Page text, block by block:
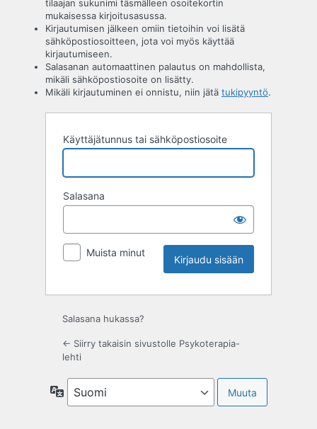
tilaajan sukunimi täsmälleen osoitekortin
mukaisessa kirjoitusasussa.
Kirjautumisen jälkeen omiin tietoihin voi lisätä
sähköpostiosoitteen, jota voi myös käyttää
kirjautumiseen.
Salasanan automaattinen palautus on mahdollista,
mikäli sähköpostiosoite on lisätty.
Mikäli kirjautuminen ei onnistu, niin jätä tukipyyntö.
Käyttäjätunnus tai sähköpostiosoite
Salasana
Muista minut
Salasana hukassa?
← Siirry takaisin sivustolle Psykoterapia-
lehti
Kieli